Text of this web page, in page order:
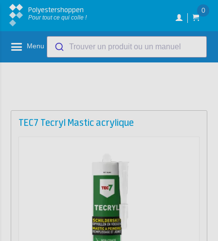
Polyestershoppen
Pour tout ce qui colle !
0
Menu Trouver un produit ou un manuel
TEC7 Tecryl Mastic acrylique